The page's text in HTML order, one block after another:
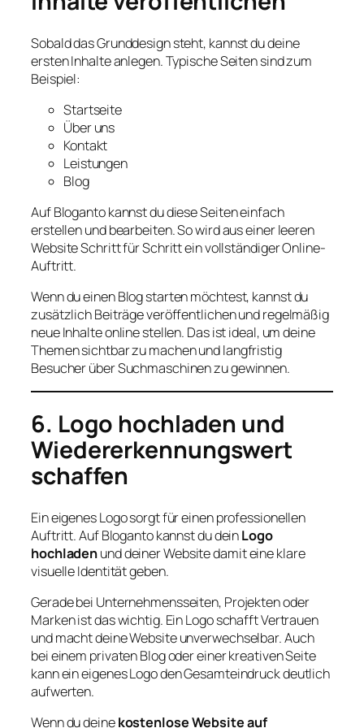
Sobald das Grunddesign steht, kannst du deine
ersten Inhalte anlegen. Typische Seiten sind zum
Beispiel:
Startseite
Über uns
Kontakt
Leistungen
Blog
Auf Bloganto kannst du diese Seiten einfach
erstellen und bearbeiten. So wird aus einer leeren
Website Schritt für Schritt ein vollständiger Online-
Auftritt.
Wenn du einen Blog starten möchtest, kannst du
zusätzlich Beiträge veröffentlichen und regelmäßig
neue Inhalte online stellen. Das ist ideal, um deine
Themen sichtbar zu machen und langfristig
Besucher über Suchmaschinen zu gewinnen.
6. Logo hochladen und
Wiedererkennungswert
schaffen
Ein eigenes Logo sorgt für einen professionellen
Auftritt. Auf Bloganto kannst du deinLogo
hochladenund deiner Website damit eine klare
visuelle Identität geben.
Gerade bei Unternehmensseiten, Projekten oder
Marken ist das wichtig. Ein Logo schafft Vertrauen
und macht deine Website unverwechselbar. Auch
bei einem privaten Blog oder einer kreativen Seite
kann ein eigenes Logo den Gesamteindruck deutlich
aufwerten.
Wenn du deinekostenlose Website auf